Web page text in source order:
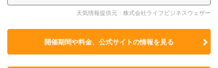
天気情報提供元：株式会社ライフビジネスウェザー
開催期間や料金、公式サイトの情報を見る